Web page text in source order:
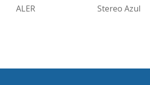
ALER Stereo Azul